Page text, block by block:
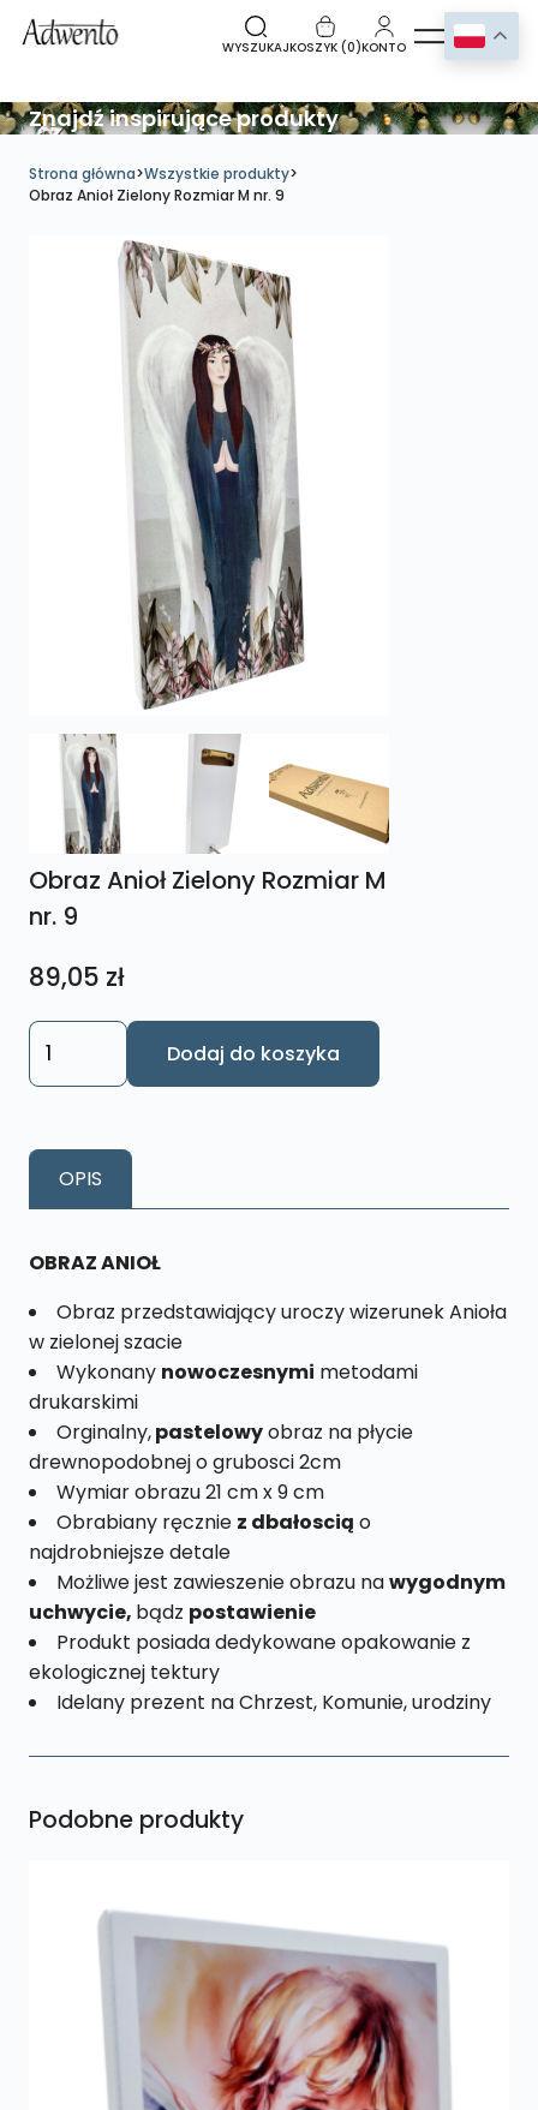
WYSZUKAJKOSZYK (0)KONTO
Znajdź inspirujące produkty
Strona główna>Wszystkie produkty>
Obraz Anioł Zielony Rozmiar M nr. 9
Obraz Anioł Zielony Rozmiar M
nr. 9
89,05 zł
ilość
Obraz
Rozmiar
9
Dodaj do koszyka
OPIS
OBRAZ ANIOŁ
Obraz przedstawiający uroczy wizerunek Anioła
w zielonej szacie
Wykonany nowoczesnymi metodami
drukarskimi
Orginalny,pastelowyobraz na płycie
drewnopodobnej o grubosci 2cm
Wymiar obrazu 21 cm x 9 cm
Obrabiany ręcznie z dbałoscią o
najdrobniejsze detale
Możliwe jest zawieszenie obrazu nawygodnym
uchwycie, bądz postawienie
Produkt posiada dedykowane opakowanie z
ekologicznej tektury
Idelany prezent na Chrzest, Komunie, urodziny
Podobne produkty